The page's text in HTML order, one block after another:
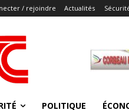
/ rejoindre Actualités
POLITIQUE